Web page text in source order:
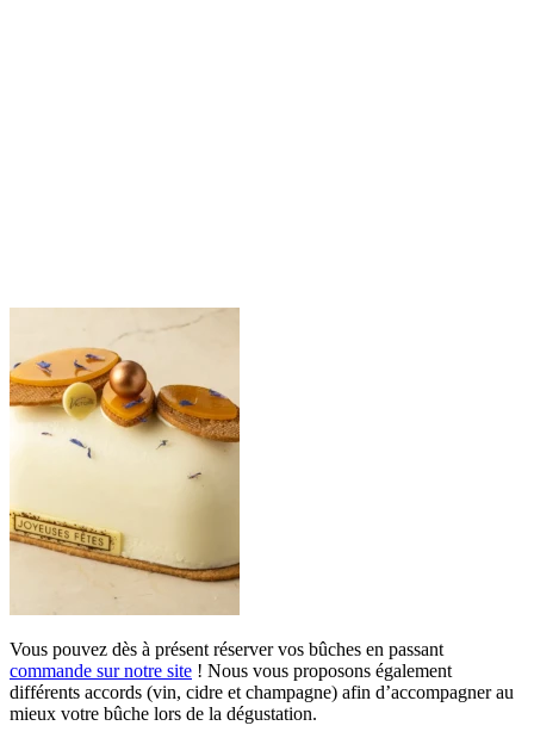
Vous pouvez dès à présent réserver vos bûches en passant
commande sur notre site ! Nous vous proposons également
différents accords (vin, cidre et champagne) afin d’accompagner au
mieux votre bûche lors de la dégustation.